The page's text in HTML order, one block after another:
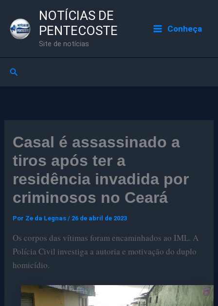
para
NOTÍCIAS DE
PENTECOSTE
Site de notícias
Conheça
Pesquisar
Casal é assassinado a
tiros após ter a
residência invadida por
criminosos no Ceará
Por Ze da Legnas/ 26 de abril de 2023
Os corpos das vítimas foram encaminhados ao IML. A
Polícia Civil investiga a autoria e motivação do duplo
homicídio.